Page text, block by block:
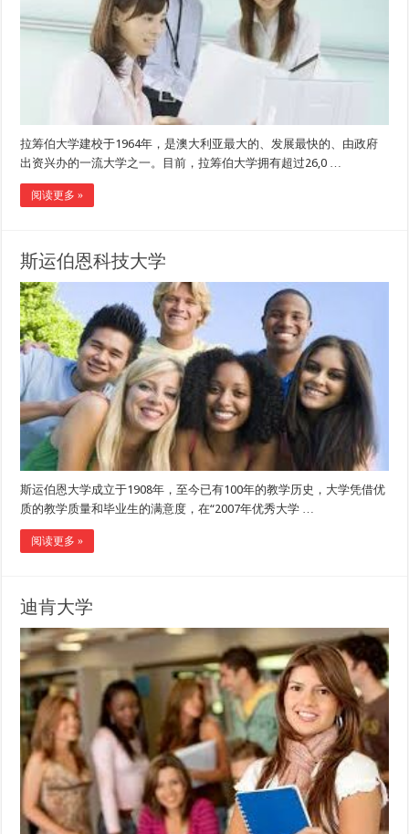
拉筹伯大学建校于1964年，是澳大利亚最大的、发展最快的、由政府
出资兴办的一流大学之一。目前，拉筹伯大学拥有超过26,0 …
阅读更多 »
斯运伯恩科技大学
斯运伯恩大学成立于1908年，至今已有100年的教学历史，大学凭借优
质的教学质量和毕业生的满意度，在“2007年优秀大学 …
阅读更多 »
迪肯大学